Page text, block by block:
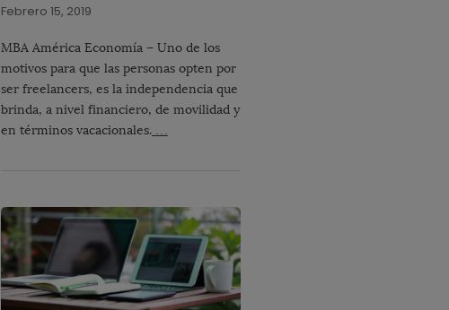
Febrero 15, 2019
MBA América Economía – Uno de los
motivos para que las personas opten por
ser freelancers, es la independencia que
brinda, a nivel financiero, de movilidad y
en términos vacacionales. …